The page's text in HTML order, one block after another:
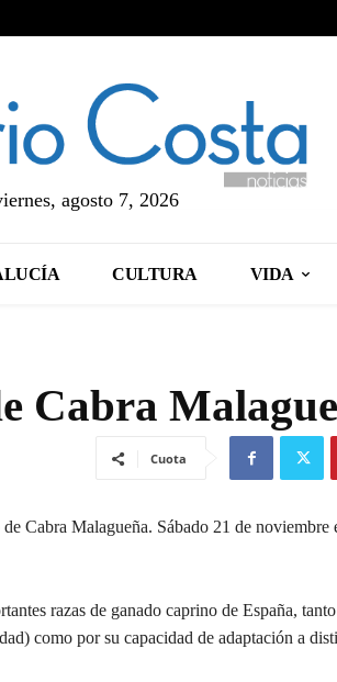
agosto 7, 2026
CULTURA VIDA
Cabra
Cuota
Cabra Malagueña. Sábado 21 de noviembre
razas de ganado caprino de España,
como por su capacidad de adaptación a